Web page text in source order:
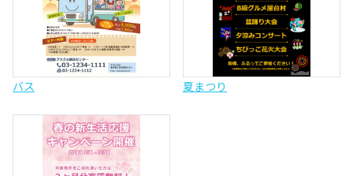
バス 夏まつり